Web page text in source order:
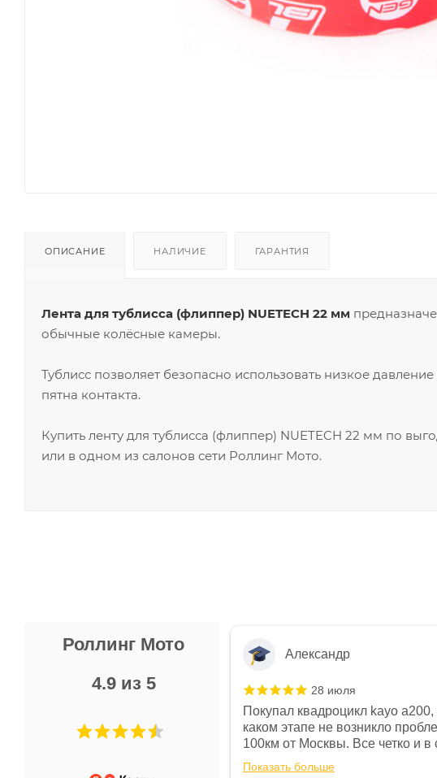
ОПИСАНИЕ НАЛИЧИЕ ГАРАНТИЯ
Лента для тублисса (флиппер) NUETECH 22 мм
обычные колёсные камеры.
Тублисс позволяет безопасно использовать низкое
пятна контакта.
Купить ленту для тублисса (флиппер) NUETECH 22 мм по
или в одном из салонов сети Роллинг Мото.
Роллинг Мото
4.9 из 5
Не понравились условия
и дают только на год)
Александр
28 июля
Покупал квадроцикл kayo
каком этапе не возникло
100км от Москвы. Все четко и в
спидометре всегда был 0, при
Показать больше